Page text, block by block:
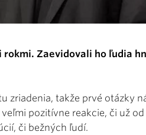
Zaevidovali ho ľudia
zriadenia, takže prvé otázky
pozitívne reakcie, či už
či bežných ľudí.